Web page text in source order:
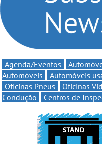
Agenda/Eventos
Automóveis
Automóveis
Oficinas Pneus
Oficinas
Condução
Centros de